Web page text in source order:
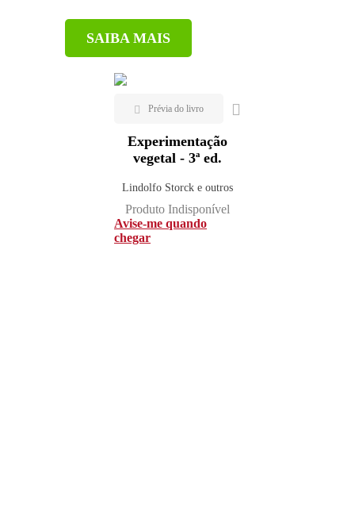
SAIBA MAIS
Experimentação
vegetal - 3ª ed.
Lindolfo Storck e outros
Produto Indisponível
Avise-me quando
chegar